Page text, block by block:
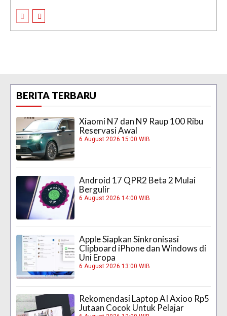
BERITA TERBARU
Xiaomi N7 dan N9 Raup 100 Ribu
Reservasi Awal
6 August 2026 15:00 WIB
Android 17 QPR2 Beta 2 Mulai
Bergulir
6 August 2026 14:00 WIB
Apple Siapkan Sinkronisasi
Clipboard iPhone dan Windows di
Uni Eropa
6 August 2026 13:00 WIB
Rekomendasi Laptop AI Axioo Rp5
Jutaan Cocok Untuk Pelajar